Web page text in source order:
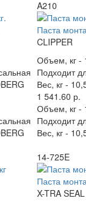
A210
Паста
CLIPPER
Объем, кг -
Подходит
Вес, кг -
1 541.60 р.
Объем, кг -
Подходит
Вес, кг -
14-725E
Паста
X-TRA SEAL